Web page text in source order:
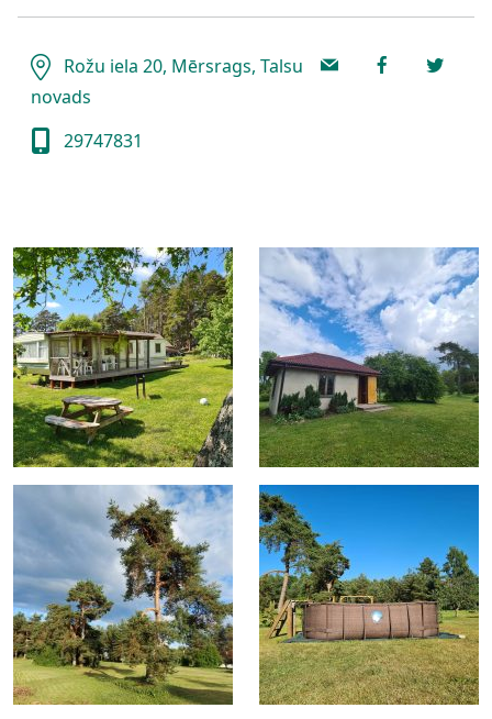
Rožu iela 20, Mērsrags, Talsu
novads
29747831